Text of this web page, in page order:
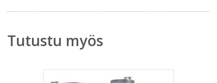
Tutustu myös